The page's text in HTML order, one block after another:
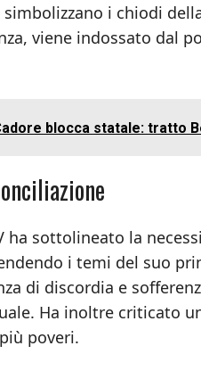
i chiodi
viene indossato dal
blocca statale: tratto
ha sottolineato la
i temi del suo
di discordia e
Ha inoltre criticato
poveri.